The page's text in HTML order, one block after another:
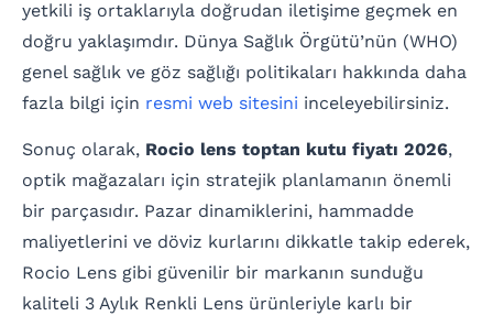
yetkili iş ortaklarıyla doğrudan iletişime geçmek en
doğru yaklaşımdır. Dünya Sağlık Örgütü’nün (WHO)
genel sağlık ve göz sağlığı politikaları hakkında daha
fazla bilgi için resmi web sitesini inceleyebilirsiniz.
Sonuç olarak, Rocio lens toptan kutu fiyatı 2026,
optik mağazaları için stratejik planlamanın önemli
bir parçasıdır. Pazar dinamiklerini, hammadde
maliyetlerini ve döviz kurlarını dikkatle takip ederek,
Rocio Lens gibi güvenilir bir markanın sunduğu
kaliteli 3 Aylık Renkli Lens ürünleriyle karlı bir